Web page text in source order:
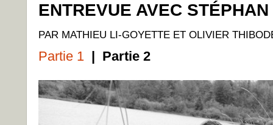
ENTREVUE AVEC
PAR MATHIEU LI-GOYETTE ET OLIVIER
Partie 1 | Partie 2